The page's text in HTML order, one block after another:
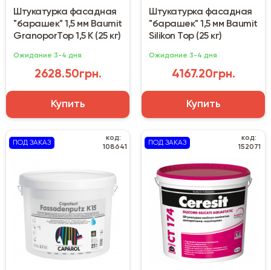
Штукатурка фасадная
"барашек" 1,5 мм Baumit
GranoporTop 1,5 К (25 кг)
Ожидание 3-4 дня
2628.50грн.
Купить
Штукатурка фасадная
"барашек" 1,5 мм Baumit
Silikon Top (25 кг)
Ожидание 3-4 дня
4167.20грн.
Купить
ПОД ЗАКАЗ
код:
108641
ПОД ЗАКАЗ
код:
152071